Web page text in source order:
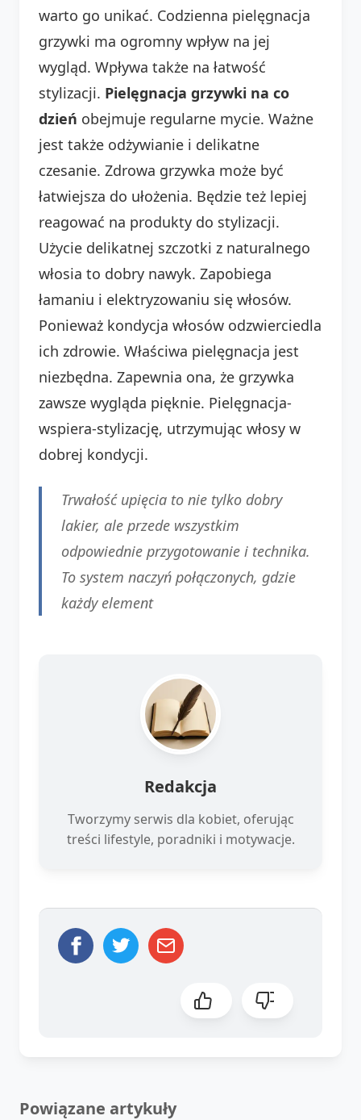
warto go unikać. Codzienna pielęgnacja
grzywki ma ogromny wpływ na jej
wygląd. Wpływa także na łatwość
stylizacji. Pielęgnacja grzywki na co
dzień obejmuje regularne mycie. Ważne
jest także odżywianie i delikatne
czesanie. Zdrowa grzywka może być
łatwiejsza do ułożenia. Będzie też lepiej
reagować na produkty do stylizacji.
Użycie delikatnej szczotki z naturalnego
włosia to dobry nawyk. Zapobiega
łamaniu i elektryzowaniu się włosów.
Ponieważ kondycja włosów odzwierciedla
ich zdrowie. Właściwa pielęgnacja jest
niezbędna. Zapewnia ona, że grzywka
zawsze wygląda pięknie. Pielęgnacja-
wspiera-stylizację, utrzymując włosy w
dobrej kondycji.
Trwałość upięcia to nie tylko dobry
lakier, ale przede wszystkim
odpowiednie przygotowanie i technika.
To system naczyń połączonych, gdzie
każdy element
Redakcja
Tworzymy serwis dla kobiet, oferując
treści lifestyle, poradniki i motywacje.
Powiązane artykuły